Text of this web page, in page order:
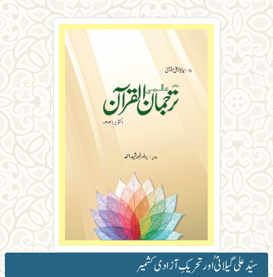
سیّد علی گیلانیؒ اور تحریکِ آزادی کشمیر